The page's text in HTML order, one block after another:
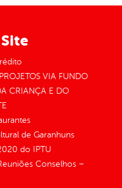
VIA FUNDO
CRIANÇA E DO
de Garanhuns
do IPTU
Conselhos –